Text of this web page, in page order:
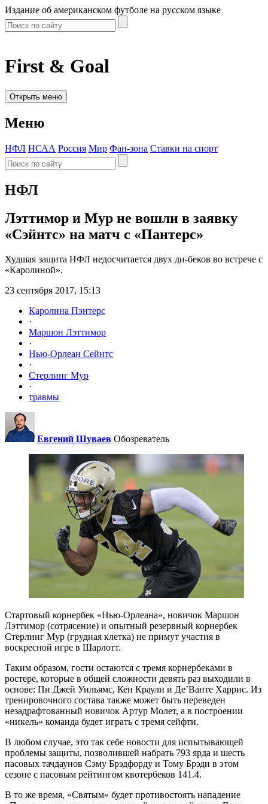
Издание об американском футболе на русском языке
First & Goal
Открыть меню
Меню
НФЛ НСАА Россия Мир Фан-зона Ставки на спорт
НФЛ
Лэттимор и Мур не вошли в заявку
«Сэйнтс» на матч с «Пантерс»
Худшая защита НФЛ недосчитается двух ди-беков во встрече с
«Каролиной».
23 сентября 2017, 15:13
Каролина Пэнтерс
·
Маршон Лэттимор
·
Нью-Орлеан Сейнтс
·
Стерлинг Мур
·
травмы
Евгений Шуваев Обозреватель
Стартовый корнербек «Нью-Орлеана», новичок Маршон
Лэттимор (сотрясение) и опытный резервный корнербек
Стерлинг Мур (грудная клетка) не примут участия в
воскресной игре в Шарлотт.
Таким образом, гости остаются с тремя корнербеками в
ростере, которые в общей сложности девять раз выходили в
основе: Пи Джей Уильямс, Кен Краули и Де’Ванте Харрис. Из
тренировочного состава также может быть переведен
незадрафтованный новичок Артур Молет, а в построении
«никель» команда будет играть с тремя сейфти.
В любом случае, это так себе новости для испытывающей
проблемы защиты, позволившей набрать 793 ярда и шесть
пасовых тачдаунов Сэму Брэдфорду и Тому Брэди в этом
сезоне с пасовым рейтингом квотербеков 141.4.
В то же время, «Святым» будет противостоять нападение